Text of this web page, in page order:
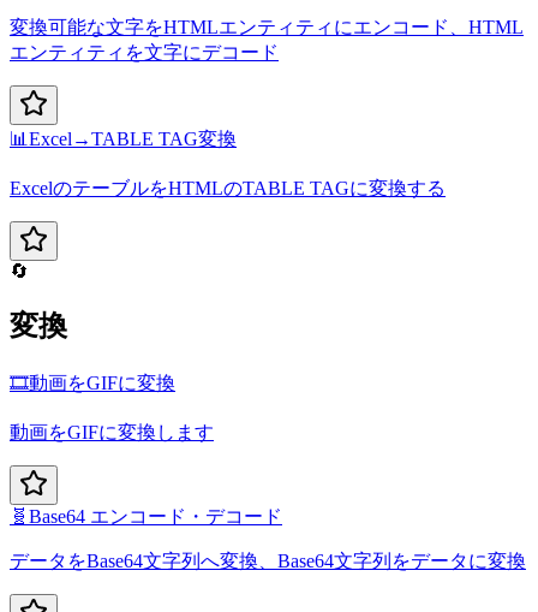
変換可能な文字をHTMLエンティティにエンコード、HTML
エンティティを文字にデコード
📊 Excel→TABLE TAG変換
ExcelのテーブルをHTMLのTABLE TAGに変換する
🔄
変換
🎞️動画をGIFに変換
動画をGIFに変換します
🧬 Base64 エンコード・デコード
データをBase64文字列へ変換、Base64文字列をデータに変換